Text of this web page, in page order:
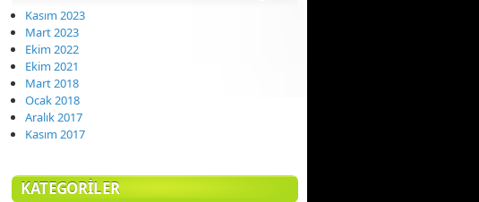
Kasım 2023
Mart 2023
Ekim 2022
Ekim 2021
Mart 2018
Ocak 2018
Aralık 2017
Kasım 2017
KATEGORILER